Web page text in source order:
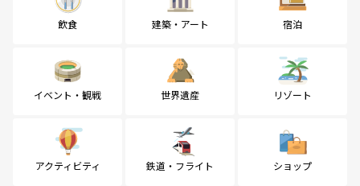
飲食 建築・アート 宿泊
イベント・観戦 世界遺産 リゾート
アクティビティ 鉄道・フライト ショップ